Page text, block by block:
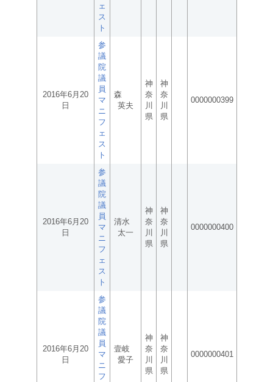
ェ
ス
ト
2016年6月20
日
参
議
院
議
員
マ
ニ
フ
ェ
ス
ト
森
英夫
神
奈
川
県
神
奈
川
県
0000000399
2016年6月20
日
参
議
院
議
員
マ
ニ
フ
ェ
ス
ト
清水
太一
神
奈
川
県
神
奈
川
県
0000000400
2016年6月20
日
参
議
院
議
員
マ
ニ
フ
壹岐
愛子
神
奈
川
県
神
奈
川
県
0000000401